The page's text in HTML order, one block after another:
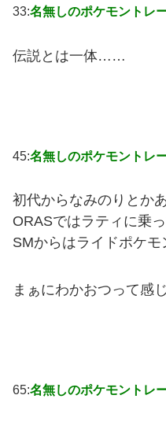
33:名無しのポケモントレ
伝説とは一体……
45:名無しのポケモントレ
初代からなみのりとか
ORASではラティに乗
SMからはライドポケモ
まぁにわかおつって感
65:名無しのポケモントレ